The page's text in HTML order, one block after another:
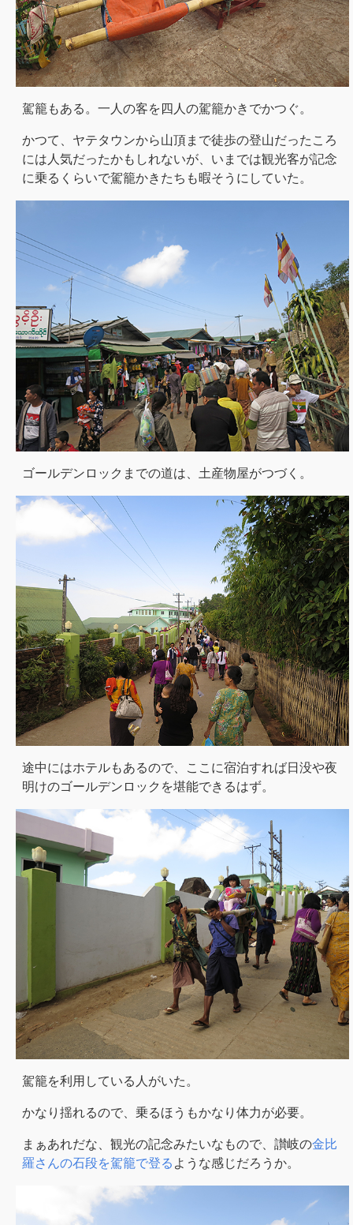
駕籠もある。一人の客を四人の駕籠かきでかつぐ。
かつて、ヤテタウンから山頂まで徒歩の登山だったころ
には人気だったかもしれないが、いまでは観光客が記念
に乗るくらいで駕籠かきたちも暇そうにしていた。
ゴールデンロックまでの道は、土産物屋がつづく。
途中にはホテルもあるので、ここに宿泊すれば日没や夜
明けのゴールデンロックを堪能できるはず。
駕籠を利用している人がいた。
かなり揺れるので、乗るほうもかなり体力が必要。
まぁあれだな、観光の記念みたいなもので、讃岐の金比
羅さんの石段を駕籠で登る ような感じだろうか。